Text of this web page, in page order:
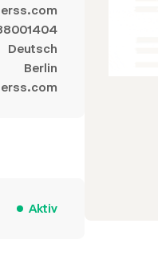
Deutsch
Berlin
Aktiv